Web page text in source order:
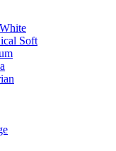
Soft